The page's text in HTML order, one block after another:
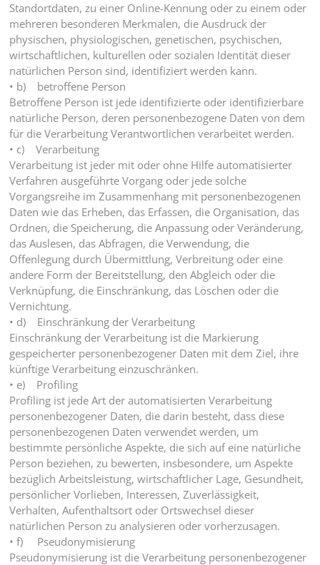
Standortdaten, zu einer Online-Kennung oder zu einem oder
mehreren besonderen Merkmalen, die Ausdruck der
physischen, physiologischen, genetischen, psychischen,
wirtschaftlichen, kulturellen oder sozialen Identität dieser
natürlichen Person sind, identifiziert werden kann.
• b) betroffene Person
Betroffene Person ist jede identifizierte oder identifizierbare
natürliche Person, deren personenbezogene Daten von dem
für die Verarbeitung Verantwortlichen verarbeitet werden.
• c) Verarbeitung
Verarbeitung ist jeder mit oder ohne Hilfe automatisierter
Verfahren ausgeführte Vorgang oder jede solche
Vorgangsreihe im Zusammenhang mit personenbezogenen
Daten wie das Erheben, das Erfassen, die Organisation, das
Ordnen, die Speicherung, die Anpassung oder Veränderung,
das Auslesen, das Abfragen, die Verwendung, die
Offenlegung durch Übermittlung, Verbreitung oder eine
andere Form der Bereitstellung, den Abgleich oder die
Verknüpfung, die Einschränkung, das Löschen oder die
Vernichtung.
• d) Einschränkung der Verarbeitung
Einschränkung der Verarbeitung ist die Markierung
gespeicherter personenbezogener Daten mit dem Ziel, ihre
künftige Verarbeitung einzuschränken.
• e) Profiling
Profiling ist jede Art der automatisierten Verarbeitung
personenbezogener Daten, die darin besteht, dass diese
personenbezogenen Daten verwendet werden, um
bestimmte persönliche Aspekte, die sich auf eine natürliche
Person beziehen, zu bewerten, insbesondere, um Aspekte
bezüglich Arbeitsleistung, wirtschaftlicher Lage, Gesundheit,
persönlicher Vorlieben, Interessen, Zuverlässigkeit,
Verhalten, Aufenthaltsort oder Ortswechsel dieser
natürlichen Person zu analysieren oder vorherzusagen.
• f) Pseudonymisierung
Pseudonymisierung ist die Verarbeitung personenbezogener